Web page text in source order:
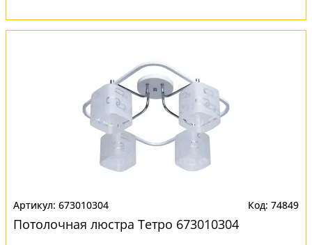
673010304 74849
Потолочная люстра Тетро 673010304